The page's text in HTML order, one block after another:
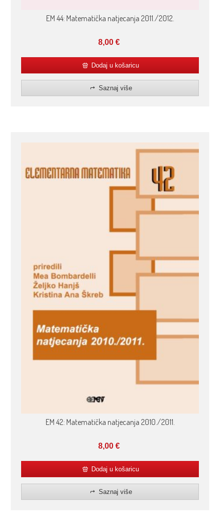
EM 44: Matematička natjecanja 2011./2012.
8,00€
Dodaj u košaricu
Saznaj više
EM 42: Matematička natjecanja 2010./2011.
8,00€
Dodaj u košaricu
Saznaj više